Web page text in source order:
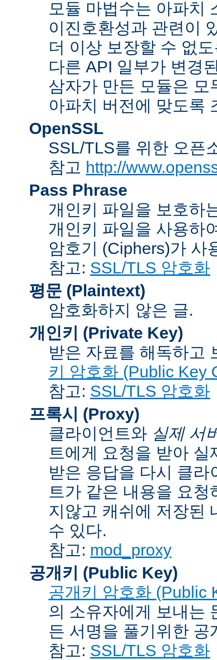
모듈 마법수는 아파치
이진호환성과 관련이
더 이상 보장할 수 없
다른 API 일부가 변경
삼자가 만든 모듈은
아파치 버전에 맞도록
OpenSSL
SSL/TLS를 위한 오픈
참고 http://
Pass Phrase
개인키 파일을 보호하
개인키 파일을 사용하
암호기 (Ciphers)가 사
참고: SSL/TLS 암호화
평문 (Plaintext)
암호화하지 않은 글.
개인키 (Private Key)
받은 자료를 해독하고
키 암호화 (Public Key
참고: SSL/TLS 암호화
프록시 (Proxy)
클라이언트와 실제 서
트에게 요청을 받아
받은 응답을 다시 클
트가 같은 내용을 요
지않고 캐쉬에 저장된
수 있다.
참고: mod_proxy
공개키 (Public Key)
공개키 암호화 (Public
의 소유자에게 보내는
든 서명을 풀기위한 공
참고: SSL/TLS 암호화